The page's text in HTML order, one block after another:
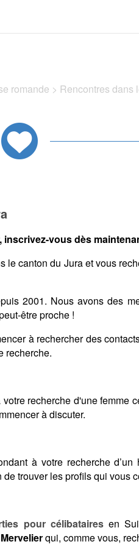
romande > Rencontres dans
vous dès
le canton du Jura et vous
2001. Nous avons des
être proche !
à rechercher des
recherche.
recherche d'une femme
à discuter.
à votre recherche
trouver les profils qui vous
pour célibatairesen
Mervelierqui, comme vous,